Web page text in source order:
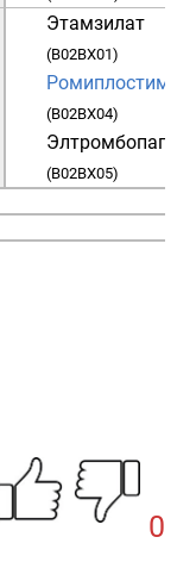
Этамзилат
(B02BX01)
Ромиплостим
(B02BX04)
Элтромбопаг
(B02BX05)
0